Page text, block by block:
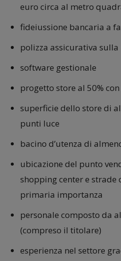
euro circa al metro
fideiussione bancaria a
polizza assicurativa sulla
software gestionale
progetto store al 50% con
superficie dello store di
punti luce
bacino d’utenza di
ubicazione del punto
shopping center e strade
primaria importanza
personale composto da
(compreso il titolare)
esperienza nel settore